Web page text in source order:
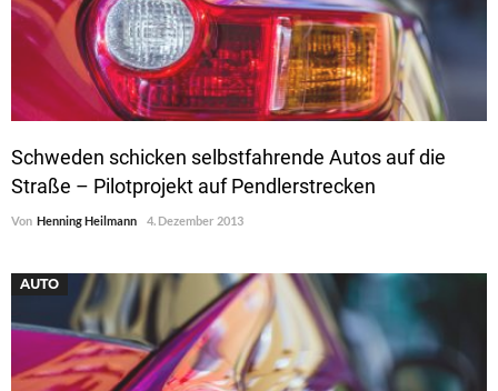
Schweden schicken selbstfahrende Autos auf die
Straße – Pilotprojekt auf Pendlerstrecken
Von Henning Heilmann 4. Dezember 2013
AUTO